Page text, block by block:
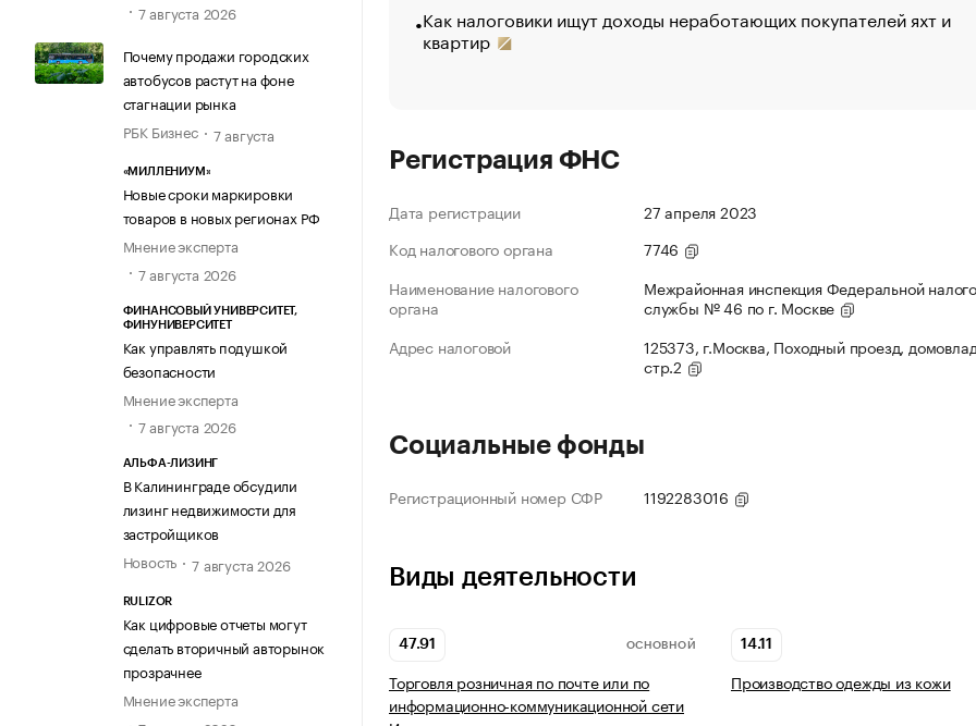
7 августа 2026
Почему продажи городских
автобусов растут на фоне
стагнации рынка
РБК Бизнес
7 августа
«МИЛЛЕНИУМ»
Новые сроки маркировки
товаров в новых регионах РФ
Мнение эксперта
7 августа 2026
ФИНАНСОВЫЙ УНИВЕРСИТЕТ,
ФИНУНИВЕРСИТЕТ
Как управлять подушкой
безопасности
Мнение эксперта
7 августа 2026
АЛЬФА-ЛИЗИНГ
В Калининграде обсудили
лизинг недвижимости для
застройщиков
Новость
7 августа 2026
RULIZOR
Как цифровые отчеты могут
сделать вторичный авторынок
прозрачнее
Мнение эксперта
Как налоговики ищут доходы неработающих покупателей яхт и
квартир
Регистрация ФНС
Дата регистрации
27 апреля 2023
Код налогового органа
7746
Наименование налогового
органа
Межрайонная инспекция Федеральной
службы № 46 по г. Москве
Адрес налоговой
125373, г.Москва, Походный проезд,
стр.2
Социальные фонды
Регистрационный номер СФР 1192283016
Виды деятельности
47.91 ОСНОВНОЙ
Торговля розничная по почте или по
информационно-коммуникационной сети
14.11
Производство одежды из кожи